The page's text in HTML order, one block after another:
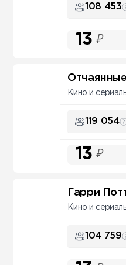
108 453
13 ₽
Кино и
119 054
13 ₽
Гарри
Кино и
104 759